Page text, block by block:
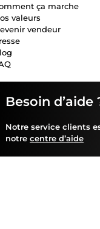
Besoin d’aide
Notre service clients
notre centre d’aide
ça marche
valeurs
vendeur